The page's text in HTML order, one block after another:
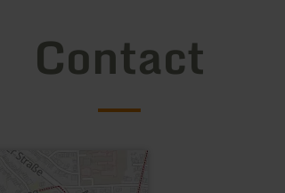
Contact